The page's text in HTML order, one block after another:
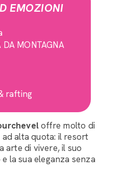
EMOZIONI
DA MONTAGNA
rafting
offre molto di
alta quota: il resort
arte di vivere, il suo
la sua eleganza senza